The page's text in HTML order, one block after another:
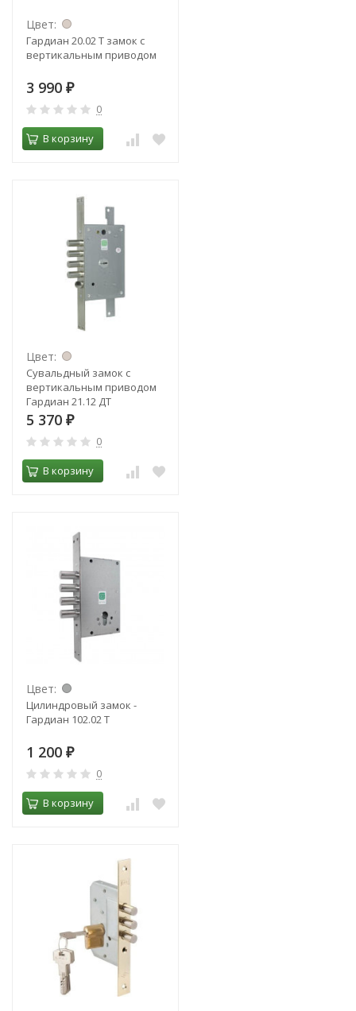
Цвет:
Гардиан 20.02 Т замок с
вертикальным приводом
3 990 ₽
0
В корзину
Цвет:
Сувальдный замок с
вертикальным приводом
Гардиан 21.12 ДТ
5 370 ₽
0
В корзину
Цвет:
Цилиндровый замок -
Гардиан 102.02 Т
1 200 ₽
0
В корзину